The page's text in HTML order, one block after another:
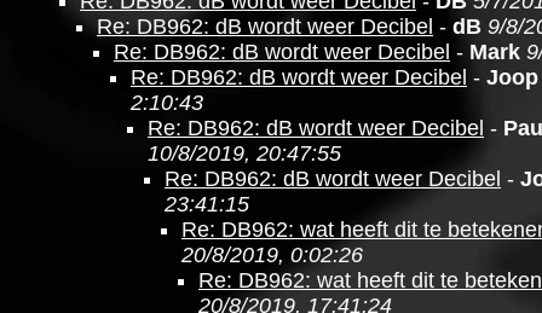
Re: DB962: dB wordt weer Decibel - dB 9/8/
Re: DB962: dB wordt weer Decibel - Mark
Re: DB962: dB wordt weer Decibel - Joop
2:10:43
Re: DB962: dB wordt weer Decibel -
10/8/2019, 20:47:55
Re: DB962: dB wordt weer Decibel -
23:41:15
Re: DB962: wat heeft dit te
20/8/2019, 0:02:26
Re: DB962: wat heeft dit te
20/8/2019, 17:41:24